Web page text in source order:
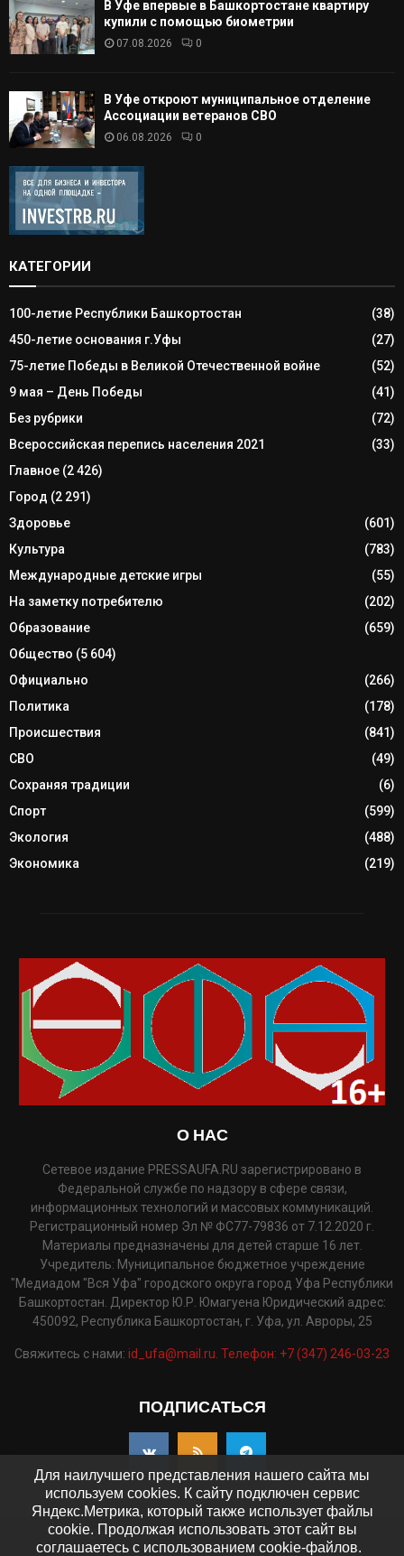
В Уфе впервые в Башкортостане квартиру
купили с помощью биометрии
07.08.2026 0
В Уфе откроют муниципальное отделение
Ассоциации ветеранов СВО
06.08.2026 0
КАТЕГОРИИ
100-летие Республики Башкортостан
(38)
450-летие основания г.Уфы
(27)
75-летие Победы в Великой Отечественной войне
(52)
9 мая – День Победы
(41)
Без рубрики
(72)
Всероссийская перепись населения 2021
(33)
Главное (2 426)
Город (2 291)
Здоровье
(601)
Культура
(783)
Международные детские игры
(55)
На заметку потребителю
(202)
Образование
(659)
Общество (5 604)
Официально
(266)
Политика
(178)
Происшествия
(841)
СВО
(49)
Сохраняя традиции
(6)
Спорт
(599)
Экология
(488)
Экономика
(219)
О НАС
Сетевое издание PRESSAUFA.RU зарегистрировано в
Федеральной службе по надзору в сфере связи,
информационных технологий и массовых коммуникаций.
Регистрационный номер Эл № ФС77-79836 от 7.12.2020 г.
Материалы предназначены для детей старше 16 лет.
Учредитель: Муниципальное бюджетное учреждение
"Медиадом "Вся Уфа" городского округа город Уфа Республики
Башкортостан. Директор Ю.Р. Юмагуена Юридический адрес:
450092, Республика Башкортостан, г. Уфа, ул. Авроры, 25
Свяжитесь с нами: id_ufa@mail.ru. Телефон: +7 (347) 246-03-23
ПОДПИСАТЬСЯ
©2025 - pressaufa.ru. Все права защищены.
Для наилучшего представления нашего сайта мы
используем cookies. К сайту подключен сервис
Яндекс.Метрика, который также использует файлы
cookie. Продолжая использовать этот сайт вы
соглашаетесь с использованием cookie-файлов.